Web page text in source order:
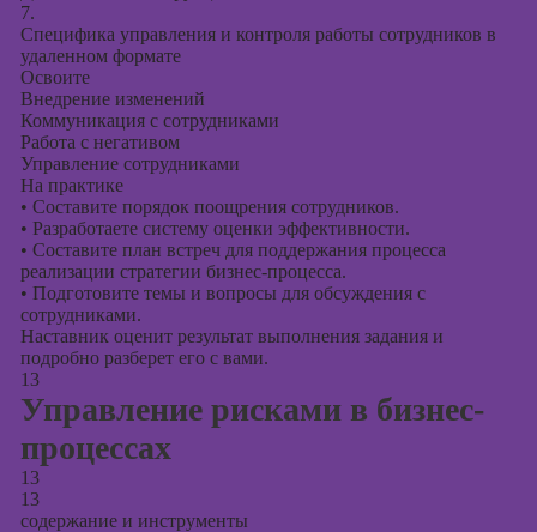
7.
Специфика управления и контроля работы сотрудников в
удаленном формате
Освоите
Внедрение изменений
Коммуникация с сотрудниками
Работа с негативом
Управление сотрудниками
На практике
• Составите порядок поощрения сотрудников.
• Разработаете систему оценки эффективности.
• Составите план встреч для поддержания процесса
реализации стратегии бизнес-процесса.
• Подготовите темы и вопросы для обсуждения с
сотрудниками.
Наставник оценит результат выполнения задания и
подробно разберет его с вами.
13
Управление рисками в бизнес-
процессах
13
13
содержание и инструменты